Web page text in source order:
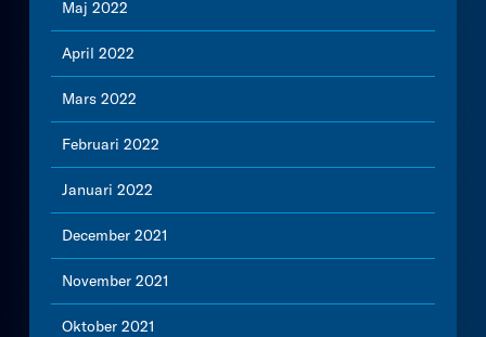
Maj 2022
April 2022
Mars 2022
Februari 2022
Januari 2022
December 2021
November 2021
Oktober 2021